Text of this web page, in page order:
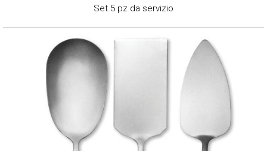
Set 5 pz da servizio